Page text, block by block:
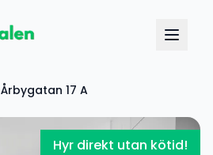
Årbygatan 17 A
Hyr direkt utan kötid!